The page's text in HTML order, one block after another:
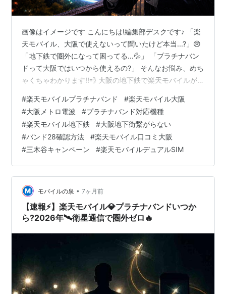
画像はイメージです こんにちは!編集部デスクです♪ 「楽
天モバイル、大阪で使えないって聞いたけど本当...?」😢
「地下鉄で圏外になって困ってる...💦」 「プラチナバン
ドって大阪ではいつから使えるの?」 そんなお悩み、めち
ゃくちゃわかります!!💨 大阪の地下鉄で楽天モバイルが
ない...**なんて経験、ありますよね😭 でも安心してくだ
さい✨ この記事では、楽天モバイルのプラチナバンドと
大阪エリアの最新情報を徹底的に調査しました!📱💕 ✅ 大
阪でプラチナバンドはいつから使える? ✅ 大阪メトロ・
地下街の繋がりやすさ実測データ ✅ プラ…
#楽天モバイルプラチナバンド #楽天モバイル大阪
#大阪メトロ電波 #プラチナバンド対応機種
#楽天モバイル地下鉄 #大阪地下街繋がらない
#バンド28確認方法 #楽天モバイル口コミ大阪
#三木谷キャンペーン #楽天モバイルデュアルSIM
モバイルの泉 • 7ヶ月前
【速報⚡】楽天モバイル💎プラチナバンドいつか
ら?2026年🛰衛星通信で圏外ゼロ🔥